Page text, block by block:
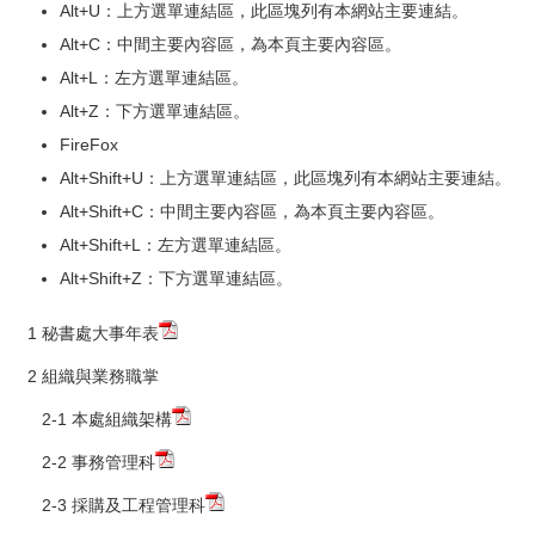
Alt+U：上方選單連結區，此區塊列有本網站主要連結。
Alt+C：中間主要內容區，為本頁主要內容區。
Alt+L：左方選單連結區。
Alt+Z：下方選單連結區。
FireFox
Alt+Shift+U：上方選單連結區，此區塊列有本網站主要連結。
Alt+Shift+C：中間主要內容區，為本頁主要內容區。
Alt+Shift+L：左方選單連結區。
Alt+Shift+Z：下方選單連結區。
1 秘書處大事年表
2 組織與業務職掌
2-1 本處組織架構
2-2 事務管理科
2-3 採購及工程管理科